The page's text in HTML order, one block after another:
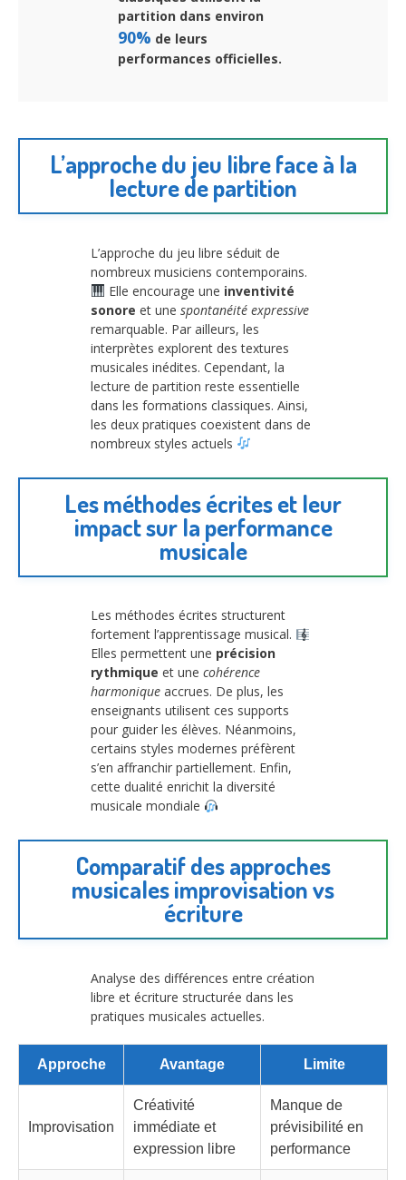
partition dans environ
90% de leurs
performances officielles.
L’approche du jeu libre face à la
lecture de partition
L’approche du jeu libre séduit de
nombreux musiciens contemporains.
Elle encourage une inventivité
sonore et une spontanéité expressive
remarquable. Par ailleurs, les
interprètes explorent des textures
musicales inédites. Cependant, la
lecture de partition reste essentielle
dans les formations classiques. Ainsi,
les deux pratiques coexistent dans de
nombreux styles actuels
Les méthodes écrites et leur
impact sur la performance
musicale
Les méthodes écrites structurent
fortement l’apprentissage musical.
Elles permettent une précision
rythmique et une cohérence
harmonique accrues. De plus, les
enseignants utilisent ces supports
pour guider les élèves. Néanmoins,
certains styles modernes préfèrent
s’en affranchir partiellement. Enfin,
cette dualité enrichit la diversité
musicale mondiale
Comparatif des approches
musicales improvisation vs
écriture
Analyse des différences entre création
libre et écriture structurée dans les
pratiques musicales actuelles.
Approche Avantage Limite
Improvisation
Créativité
immédiate et
expression libre
Manque de
prévisibilité en
performance